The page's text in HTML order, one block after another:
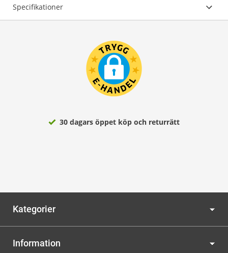
Specifikationer
30 dagars öppet köp och returrätt
Kategorier
Information